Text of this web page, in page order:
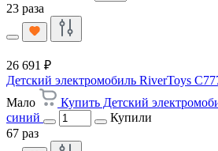
23 раза
26 691 ₽
Детский электромобиль RiverToys
Мало
Купить Детский
синий
Купили
67 раз